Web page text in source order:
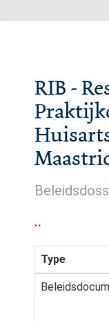
RIB -
..
Type